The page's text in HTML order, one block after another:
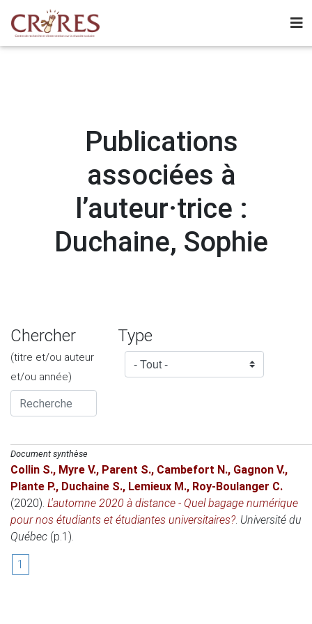
Publications
associées à
l’auteur·trice :
Duchaine, Sophie
Chercher
(titre et/ou auteur
et/ou année)
Type
Document synthèse
Collin S., Myre V., Parent S., Cambefort N., Gagnon V.,
Plante P., Duchaine S., Lemieux M., Roy-Boulanger C.
(2020). L'automne 2020 à distance - Quel bagage numérique
pour nos étudiants et étudiantes universitaires?. Université du
Québec (p.1).
1